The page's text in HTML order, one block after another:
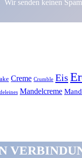
Wir senden keinen
Creme Crumble Eis
Mandelcreme